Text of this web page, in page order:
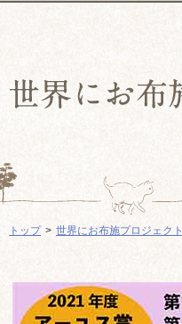
トップ 世界にお布施プロジェクト